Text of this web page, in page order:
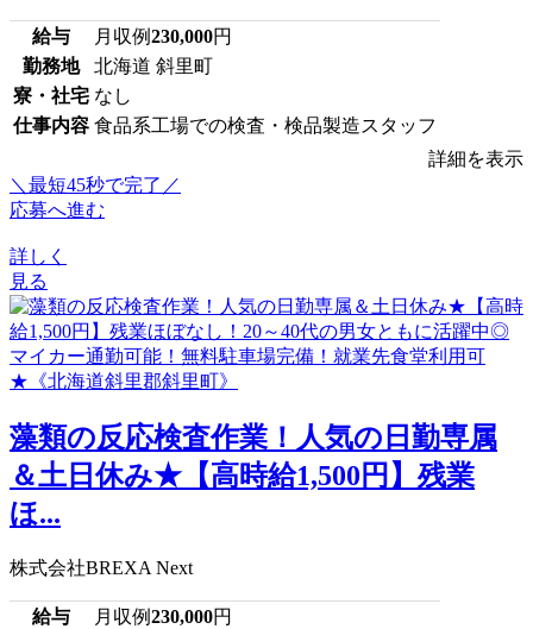
給与 月収例230,000円
勤務地
北海道 斜里町
寮・社宅 なし
仕事内容 食品系工場での検査・検品製造スタッフ
詳細を表示
＼最短45秒で完了／
応募へ進む
詳しく
見る
藻類の反応検査作業！人気の日勤専属
＆土日休み★【高時給1,500円】残業
ほ...
株式会社BREXA Next
給与 月収例230,000円